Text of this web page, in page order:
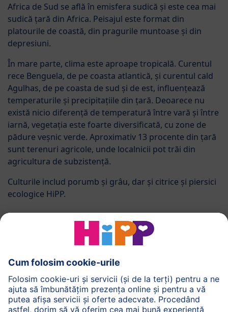
Africa de Sud se află în emisfera sudică și este cea mai
sudică țară din Africa. Peisajul este format din
platourile de coastă, din pragurile muntoase și din
depresiuni.
În mare parte, clima este aproape tropicală. Curentul
rece Benguela, de pe coasta atlantică, și curentul cald
Agulhas, de pe coasta de sud și de est, influențează
temperaturile și precipitațiile din țară. Deoarece nu
există nicio diferență de temperatură între vară și între
iarnă, vegetația este foarte diversificată, cu zone de
pădure veșnic verde. Aproximativ 13 procente din țară
sunt terenuri agricole, unde localnicii pot trăi din
agricultura de subzistență.
Culturile includ porumb și grâu, dar și citrice și piersici
ecologice HiPP.